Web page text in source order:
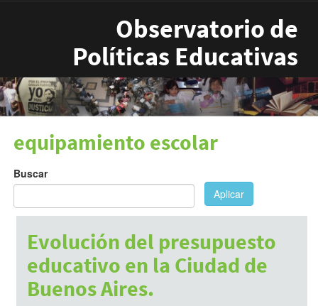
Observatorio de
Políticas Educativas
equipamiento escolar
Buscar
Aplicar
Evolución del presupuesto
educativo en la Ciudad de
Buenos Aires.